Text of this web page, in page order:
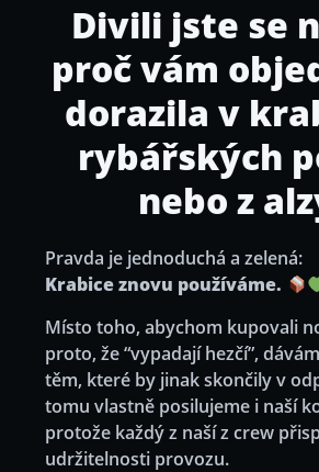
Divili jste se
proč vám
dorazila v
rybářských
nebo z
Pravda je jednoduchá a zelená:
Krabice znovu používáme.
Místo toho, abychom kupovali
proto, že “vypadají hezčí”,
těm, které by jinak skončily v
tomu vlastně posilujeme i naší
protože každý z naší z crew
udržitelnosti provozu.